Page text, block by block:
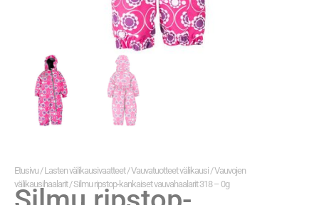
Etusivu /Lasten välikausivaatteet/Vauvatuotteet välikausi /Vauvojen
välikausihaalarit/ Silmu ripstop-kankaiset vauvahaalarit 318 – 0g